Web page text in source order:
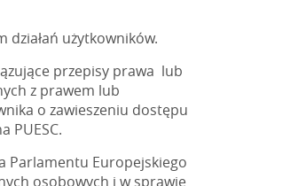
użytkowników.
przepisy prawa lub
z prawem lub
o zawieszeniu dostępu
PUESC.
Parlamentu Europejskiego
osobowych i w sprawie